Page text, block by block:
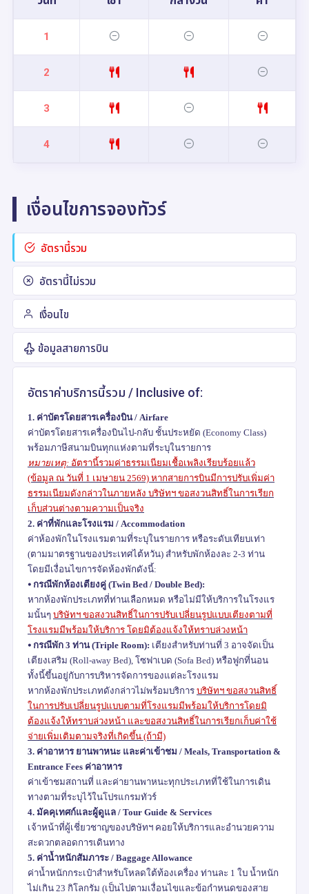
1
2
3
4
เงื่อนไขการจองทัวร์
อัตรานี้รวม
อัตรานี้ไม่รวม
เงื่อนไข
ข้อมูลสายการบิน
อัตราค่าบริการนี้รวม / Inclusive of:
1. ค่าบัตรโดยสารเครื่องบิน / Airfare
ค่าบัตรโดยสารเครื่องบินไป-กลับ ชั้นประหยัด (Economy Class)
พร้อมภาษีสนามบินทุกแห่งตามที่ระบุในรายการ
หมายเหตุ: อัตรานี้รวมค่าธรรมเนียมเชื้อเพลิงเรียบร้อยแล้ว
(ข้อมูล ณ วันที่ 1 เมษายน 2569) หากสายการบินมีการปรับเพิ่มค่า
ธรรมเนียมดังกล่าวในภายหลัง บริษัทฯ ขอสงวนสิทธิ์ในการเรียก
เก็บส่วนต่างตามความเป็นจริง
2. ค่าที่พักและโรงแรม / Accommodation
ค่าห้องพักในโรงแรมตามที่ระบุในรายการ หรือระดับเทียบเท่า
(ตามมาตรฐานของประเทศไต้หวัน) สำหรับพักห้องละ 2-3 ท่าน
โดยมีเงื่อนไขการจัดห้องพักดังนี้:
⦁ กรณีพักห้องเตียงคู่ (Twin Bed / Double Bed):
หากห้องพักประเภทที่ท่านเลือกหมด หรือไม่มีให้บริการในโรงแร
มนั้นๆ บริษัทฯ ขอสงวนสิทธิ์ในการปรับเปลี่ยนรูปแบบเตียงตามที่
โรงแรมมีพร้อมให้บริการ โดยมิต้องแจ้งให้ทราบล่วงหน้า
⦁ กรณีพัก 3 ท่าน (Triple Room): เตียงสำหรับท่านที่ 3 อาจจัดเป็น
เตียงเสริม (Roll-away Bed), โซฟาเบด (Sofa Bed) หรือฟูกที่นอน
ทั้งนี้ขึ้นอยู่กับการบริหารจัดการของแต่ละโรงแรม
หากห้องพักประเภทดังกล่าวไม่พร้อมบริการ บริษัทฯ ขอสงวนสิทธิ์
ในการปรับเปลี่ยนรูปแบบตามที่โรงแรมมีพร้อมให้บริการโดยมิ
ต้องแจ้งให้ทราบล่วงหน้า และขอสงวนสิทธิ์ในการเรียกเก็บค่าใช้
จ่ายเพิ่มเติมตามจริงที่เกิดขึ้น (ถ้ามี)
3. ค่าอาหาร ยานพาหนะ และค่าเข้าชม / Meals, Transportation &
Entrance Fees ค่าอาหาร
ค่าเข้าชมสถานที่ และค่ายานพาหนะทุกประเภทที่ใช้ในการเดิน
ทางตามที่ระบุไว้ในโปรแกรมทัวร์
4. มัคคุเทศก์และผู้ดูแล / Tour Guide & Services
เจ้าหน้าที่ผู้เชี่ยวชาญของบริษัทฯ คอยให้บริการและอำนวยความ
สะดวกตลอดการเดินทาง
5. ค่าน้ำหนักสัมภาระ / Baggage Allowance
ค่าน้ำหนักกระเป๋าสำหรับโหลดใต้ท้องเครื่อง ท่านละ 1 ใบ น้ำหนัก
ไม่เกิน 23 กิโลกรัม (เป็นไปตามเงื่อนไขและข้อกำหนดของสาย